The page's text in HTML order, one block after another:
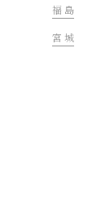
福 島
宮 城